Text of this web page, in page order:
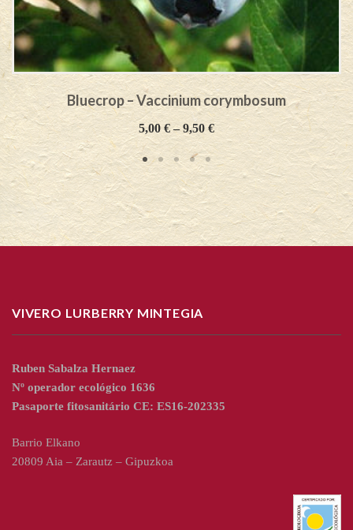
Bluecrop – Vaccinium corymbosum
5,00 €–9,50 €
VIVERO LURBERRY MINTEGIA
Ruben Sabalza Hernaez
Nº operador ecológico 1636
Pasaporte fitosanitário CE: ES16-202335
Barrio Elkano
20809 Aia – Zarautz – Gipuzkoa